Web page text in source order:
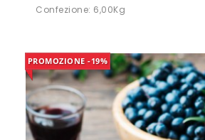
Confezione: 6,00Kg
PROMOZIONE-19%